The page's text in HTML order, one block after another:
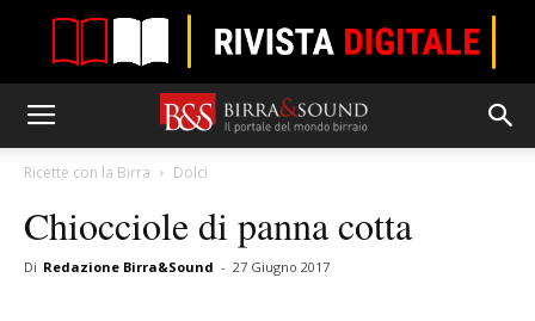
Ricette con la Birra Dolci
Chiocciole di panna cotta
Di Redazione Birra&Sound - 27 Giugno 2017